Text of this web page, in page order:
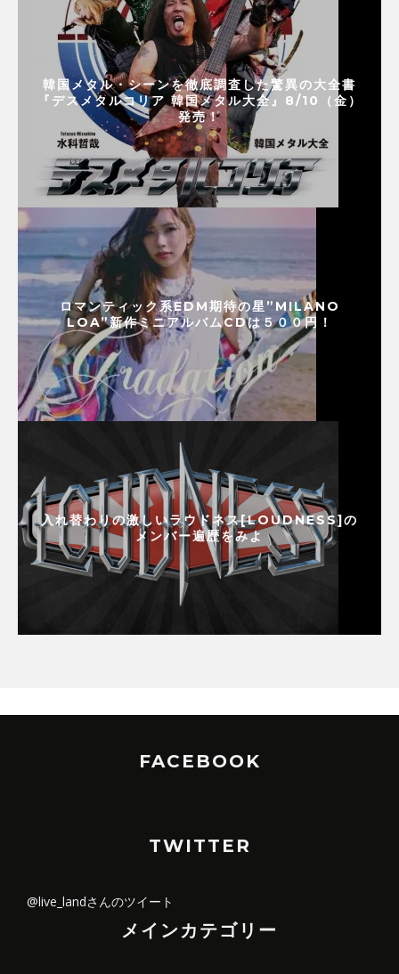
韓国メタル・シーンを徹底調査した驚異の大全書
『デスメタルコリア 韓国メタル大全』8/10（金）
発売！
ロマンティック系EDM期待の星”MILANO
LOA”新作ミニアルバムCDは５００円！
入れ替わりの激しいラウドネス[LOUDNESS]の
メンバー遍歴をみよ
FACEBOOK
TWITTER
@live_landさんのツイート
メインカテゴリー